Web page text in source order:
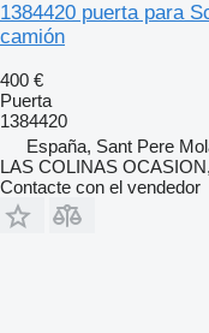
1384420 puerta para
camión
400 €
Puerta
1384420
España, Sant Pere
LAS COLINAS
Contacte con el vendedor